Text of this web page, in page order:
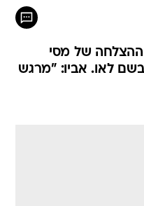
ההצלחה של מסי
לאו. אביו: "מרגש